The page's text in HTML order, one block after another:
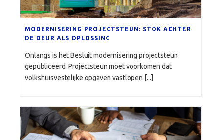
MODERNISERING PROJECTSTEUN: STOK ACHTER
DE DEUR ALS OPLOSSING
Onlangs is het Besluit modernisering projectsteun
gepubliceerd. Projectsteun moet voorkomen dat
volkshuisvestelijke opgaven vastlopen [...]